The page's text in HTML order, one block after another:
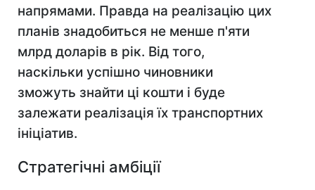
напрямами. Правда на реалізацію цих
планів знадобиться не менше п'яти
млрд доларів в рік. Від того,
наскільки успішно чиновники
зможуть знайти ці кошти і буде
залежати реалізація їх транспортних
ініціатив.
Стратегічні амбіції